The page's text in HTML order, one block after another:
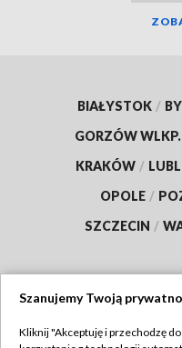
BIAŁYSTOK /
GORZÓW WLKP.
KRAKÓW /
OPOLE /
SZCZECIN /
Szanujemy Twoją
Kliknij "Akceptuję i przechodzę